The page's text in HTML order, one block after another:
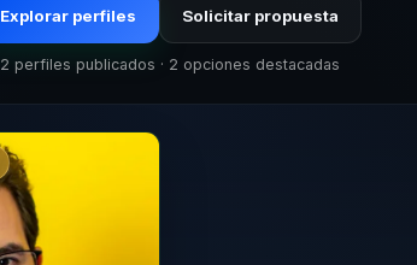
Explorar perfiles Solicitar propuesta
2 perfiles publicados · 2 opciones destacadas